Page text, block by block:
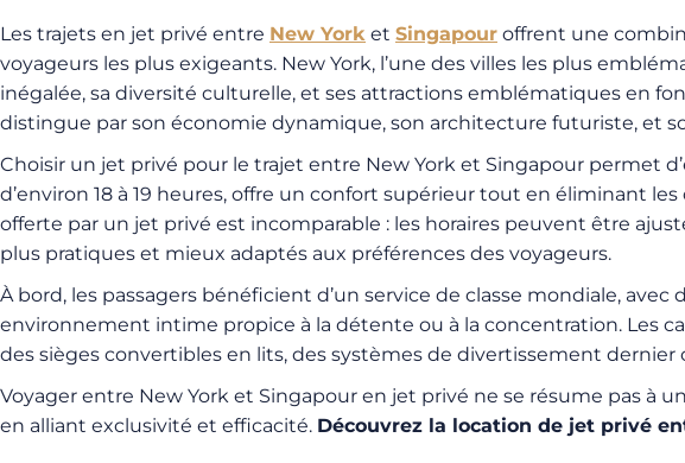
Les trajets en jet privé entre New York et Singapour offrent une
voyageurs les plus exigeants. New York, l’une des villes les plus
inégalée, sa diversité culturelle, et ses attractions emblématiques en
distingue par son économie dynamique, son architecture futuriste, et
Choisir un jet privé pour le trajet entre New York et Singapour permet
d’environ 18 à 19 heures, offre un confort supérieur tout en éliminant
offerte par un jet privé est incomparable : les horaires peuvent être
plus pratiques et mieux adaptés aux préférences des voyageurs.
À bord, les passagers bénéficient d’un service de classe mondiale,
environnement intime propice à la détente ou à la concentration. Les
des sièges convertibles en lits, des systèmes de divertissement
Voyager entre New York et Singapour en jet privé ne se résume pas à
en alliant exclusivité et efficacité. Découvrez la location de jet privé